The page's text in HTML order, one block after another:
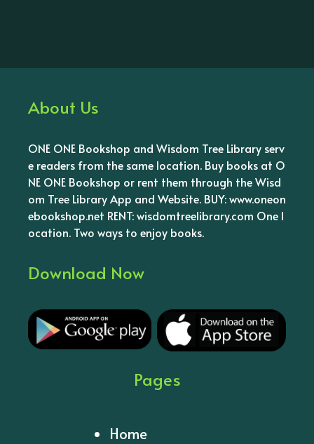
About Us
ONE ONE Bookshop and Wisdom Tree Library serv
e readers from the same location. Buy books at O
NE ONE Bookshop or rent them through the Wisd
om Tree Library App and Website. BUY: www.oneon
ebookshop.net RENT: wisdomtreelibrary.com One l
ocation. Two ways to enjoy books.
Download Now
Pages
Home